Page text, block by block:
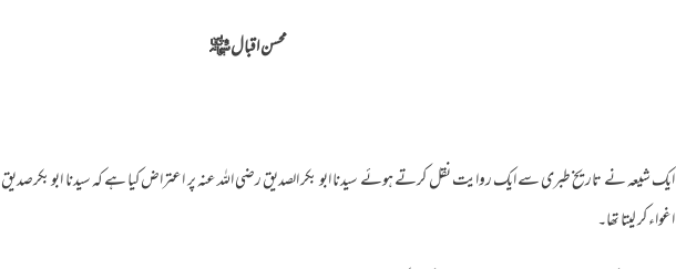
محسن اقبال ﷾
ایک شیعہ نے تاریخ طبری سے ایک روایت نقل کرتے ہوئے سیدنا ابو بکر الصدیق رضی اللہ عنہ پر اعتراض کیا ہے کہ سیدنا ابو
اغواء کر لیتا تھا۔